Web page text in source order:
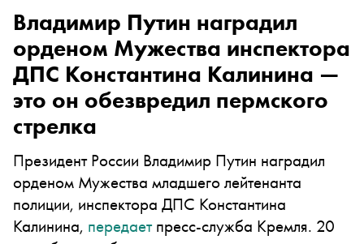
Владимир Путин наградил
орденом Мужества инспектора
ДПС Константина Калинина —
это он обезвредил пермского
стрелка
Президент России Владимир Путин наградил
орденом Мужества младшего лейтенанта
полиции, инспектора ДПС Константина
Калинина, передаетпресс-служба Кремля. 20